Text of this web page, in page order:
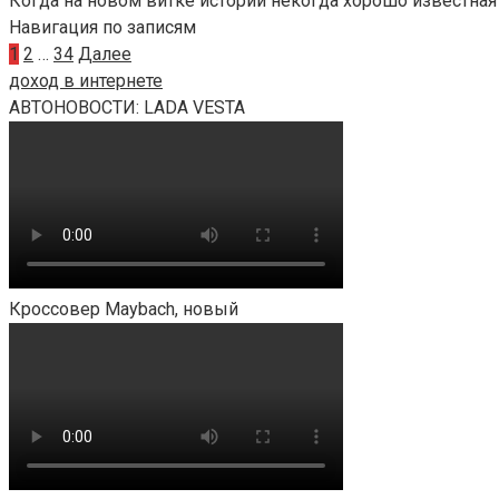
Навигация по записям
1 2 … 34 Далее
доход в интернете
АВТОНОВОСТИ: LADA VESTA
Кроссовер Maybach, новый